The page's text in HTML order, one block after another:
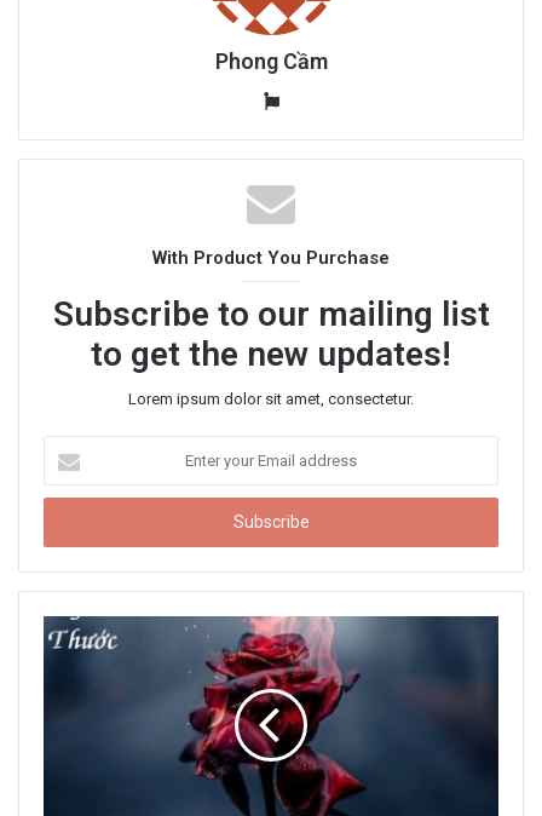
Phong Cầm
W
b
s
i
e
With Product You Purchase
Subscribe to our mailing list
to get the new updates!
Lorem ipsum dolor sit amet, consectetur.
t
r
y